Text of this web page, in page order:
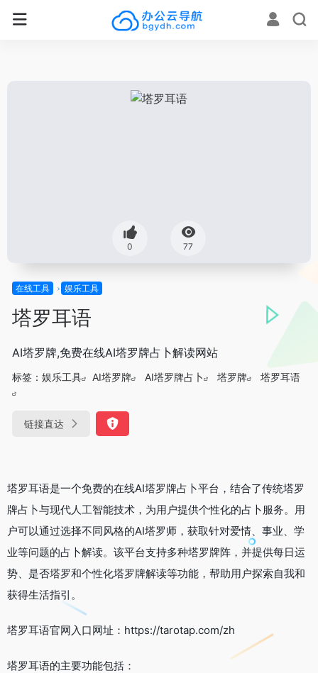
0 77
在线工具 娱乐工具
塔罗耳语
AI塔罗牌,免费在线AI塔罗牌占卜解读网站
标签： 娱乐工具 AI塔罗牌 AI塔罗牌占卜 塔罗牌 塔罗耳语
链接直达
塔罗耳语是一个免费的在线AI塔罗牌占卜平台，结合了传统塔罗
牌占卜与现代人工智能技术，为用户提供个性化的占卜服务。用
户可以通过选择不同风格的AI塔罗师，获取针对爱情、事业、学
业等问题的占卜解读。该平台支持多种塔罗牌阵，并提供每日运
势、是否塔罗和个性化塔罗牌解读等功能，帮助用户探索自我和
获得生活指引。
塔罗耳语官网入口网址：https://tarotap.com/zh
塔罗耳语的主要功能包括：